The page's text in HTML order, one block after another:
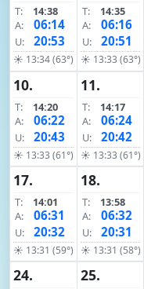
T:
14:38
A:
06:14
U: 20:53
☀ 13:34 (63°)
T:
14:35
A:
06:16
U: 20:51
☀ 13:33 (63°)
10.
T:
14:20
A:
06:22
U: 20:43
☀ 13:33 (61°)
11.
T:
14:17
A:
06:24
U: 20:42
☀ 13:33 (61°)
17.
T:
14:01
A:
06:31
U: 20:32
☀ 13:31 (59°)
18.
T:
13:58
A:
06:32
U: 20:31
☀ 13:31 (58°)
24. 25.